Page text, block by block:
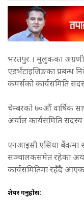
भरतपुर । मुलुकका अग्रणी
एडर्भटाइजिङका प्रबन्ध
कमर्सको कार्यसमिति
चेम्बरको ७०औँ वार्षिक
अर्याल कार्यसमिति
एनआइसी एसिया बैंकमा
सञ्चालकसमेत रहेका
कार्यसमितिमा रहँदै
शेयर गर्नुहोस: